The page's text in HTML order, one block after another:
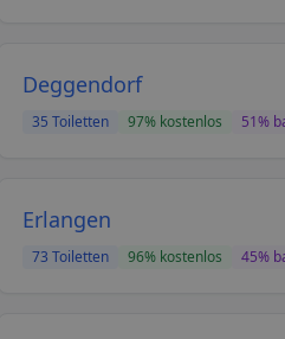
Deggendorf
35 Toiletten 97% kostenlos 51%
Erlangen
73 Toiletten 96% kostenlos 45%